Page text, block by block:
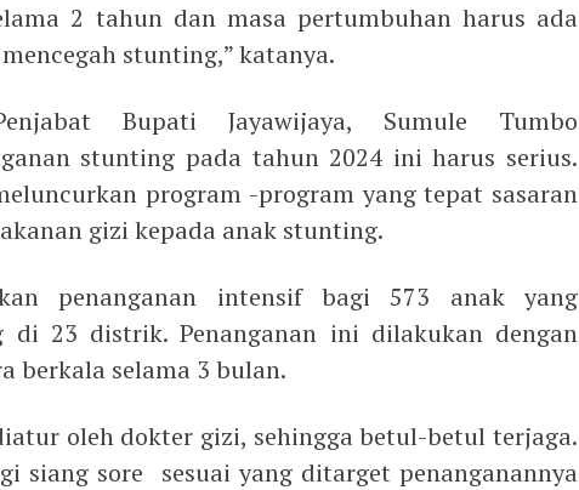
2 tahun dan masa pertumbuhan harus ada
stunting,” katanya.
Bupati Jayawijaya, Sumule Tumbo
stunting pada tahun 2024 ini harus serius.
program -program yang tepat sasaran
gizi kepada anak stunting.
penanganan intensif bagi 573 anak yang
di 23 distrik. Penanganan ini dilakukan dengan
berkala selama 3 bulan.
oleh dokter gizi, sehingga betul-betul terjaga.
siang sore sesuai yang ditarget penanganannya